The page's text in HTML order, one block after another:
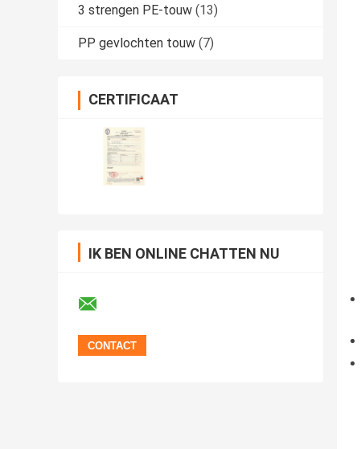
3 strengen PE-touw (13)
PP gevlochten touw (7)
CERTIFICAAT
IK BEN ONLINE CHATTEN NU